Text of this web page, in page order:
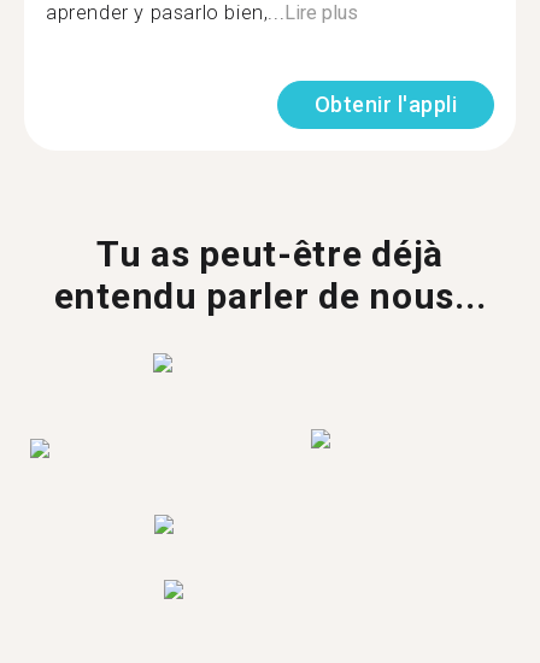
aprender y pasarlo bien,...Lire plus
Obtenir l'appli
Tu as peut-être déjà
entendu parler de nous...